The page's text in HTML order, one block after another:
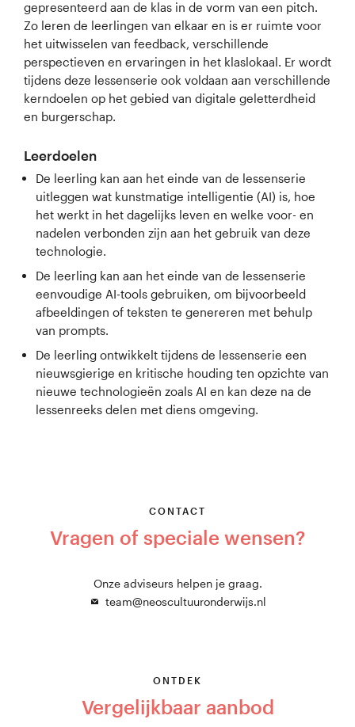
gepresenteerd aan de klas in de vorm van een pitch.
Zo leren de leerlingen van elkaar en is er ruimte voor
het uitwisselen van feedback, verschillende
perspectieven en ervaringen in het klaslokaal. Er wordt
tijdens deze lessenserie ook voldaan aan verschillende
kerndoelen op het gebied van digitale geletterdheid
en burgerschap.
Leerdoelen
De leerling kan aan het einde van de lessenserie
uitleggen wat kunstmatige intelligentie (AI) is, hoe
het werkt in het dagelijks leven en welke voor- en
nadelen verbonden zijn aan het gebruik van deze
technologie.
De leerling kan aan het einde van de lessenserie
eenvoudige AI-tools gebruiken, om bijvoorbeeld
afbeeldingen of teksten te genereren met behulp
van prompts.
De leerling ontwikkelt tijdens de lessenserie een
nieuwsgierige en kritische houding ten opzichte van
nieuwe technologieën zoals AI en kan deze na de
lessenreeks delen met diens omgeving.
CONTACT
Vragen of speciale wensen?
Onze adviseurs helpen je graag.
team@neoscultuuronderwijs.nl
ONTDEK
Vergelijkbaar aanbod